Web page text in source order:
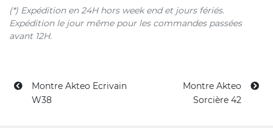
(*) Expédition en 24H hors week end et jours fériés.
Expédition le jour même pour les commandes passées
avant 12H.
Montre Akteo Ecrivain
W38
Montre Akteo
Sorcière 42